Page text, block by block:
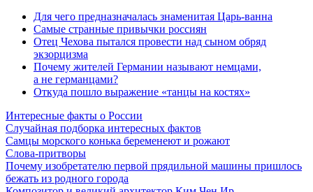
Для чего предназначалась знаменитая Царь-ванна
Самые странные привычки россиян
Отец Чехова пытался провести над сыном обряд
экзорцизма
Почему жителей Германии называют немцами,
а не германцами?
Откуда пошло выражение «танцы на костях»
Интересные факты о России
Случайная подборка интересных фактов
Самцы морского конька беременеют и рожают
Слова-притворы
Почему изобретателю первой прядильной машины пришлось
бежать из родного города